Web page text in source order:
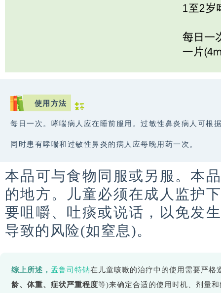
使用方法
每日一次。哮喘病人应在睡前服用。过敏性鼻炎病人可根
同时患有哮喘和过敏性鼻炎的病人应每晚用药一次。
本品可与食物同服或另服。本
的地方。儿童必须在成人监护
要咀嚼、吐痰或说话，以免发
导致的风险(如窒息)。
综上所述， 孟鲁司特钠在儿童咳嗽的治疗中的使用需要严格
龄、体重、症状严重程度等)来确定合适的使用时机、剂量